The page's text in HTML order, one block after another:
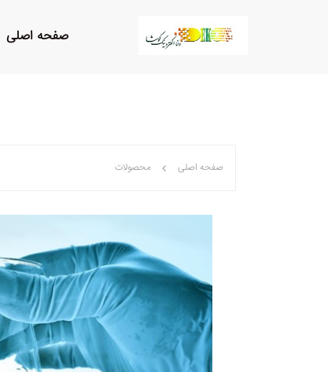
صفحه اصلی
صفحه اصلی محصولات